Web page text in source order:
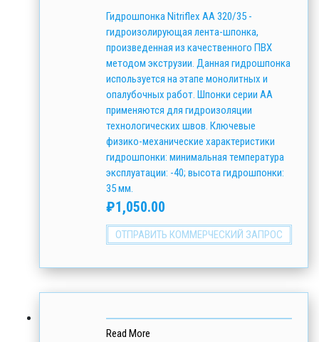
Гидрошпонка Nitriflex АА 320/35 -
гидроизолирующая лента-шпонка,
произведенная из качественного ПВХ
методом экструзии. Данная гидрошпонка
используется на этапе монолитных и
опалубочных работ. Шпонки серии АА
применяются для гидроизоляции
технологических швов. Ключевые
физико-механические характеристики
гидрошпонки: минимальная температура
эксплуатации: -40; высота гидрошпонки:
35 мм.
₽1,050.00
ОТПРАВИТЬ КОММЕРЧЕСКИЙ ЗАПРОС
Read More